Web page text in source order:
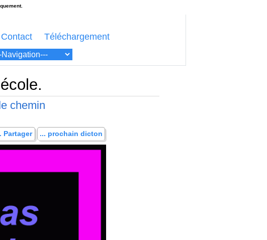
Contact Téléchargement
chemin
Partager ... prochain dicton